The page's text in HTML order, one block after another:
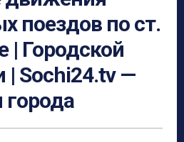
поездов по ст.
| Городской
| Sochi24.tv —
города